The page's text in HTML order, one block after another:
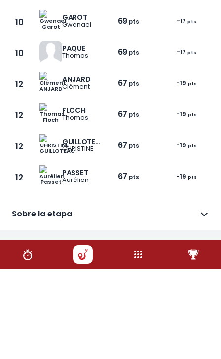
10 GAROT
Gwenael 69 pts -17 pts
10 PAQUE
Thomas 69 pts -17 pts
12 ANJARD
Clément 67 pts -19 pts
12 FLOCH
Thomas 67 pts -19 pts
12 GUILLOTEAU
CHRISTINE 67 pts -19 pts
12 PASSET
Aurélien 67 pts -19 pts
Sobre la etapa